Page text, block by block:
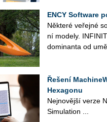
ENCY Software
Ně­kte­ré ve­řej­né
ní mo­de­ly.
do­mi­nan­ta od
Řešení
Hexagonu
Nej­no­věj­ší verze
Si­mu­lati­on ...